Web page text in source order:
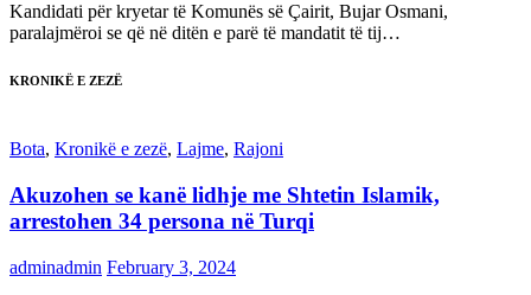
Kandidati për kryetar të Komunës së Çairit, Bujar Osmani,
paralajmëroi se që në ditën e parë të mandatit të tij…
KRONIKË E ZEZË
Bota, Kronikë e zezë, Lajme, Rajoni
Akuzohen se kanë lidhje me Shtetin Islamik,
arrestohen 34 persona në Turqi
adminadmin February 3, 2024